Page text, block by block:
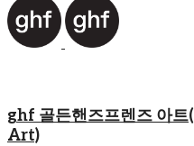
ghf 골든핸즈프렌즈 아
Art)